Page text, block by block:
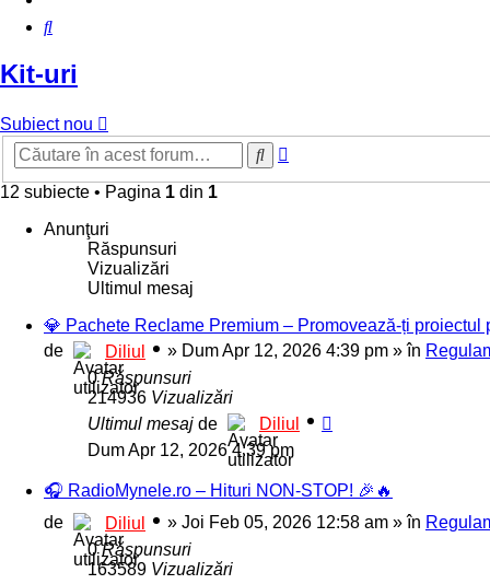
Căutare
Kit-uri
Subiect nou
Căutare
12 subiecte • Pagina 1 din 1
Anunţuri
Răspunsuri
Vizualizări
Ultimul mesaj
💎 Pachete Reclame Premium – Promovează-ți proiectul
de
Diliul » Dum Apr 12, 2026 4:39 pm » în
0Răspunsuri
214936 Vizualizări
Ultimul mesaj de
Diliul
Dum Apr 12, 2026 4:39 pm
🎧 RadioMynele.ro – Hituri NON-STOP! 🎉🔥
de
Diliul » Joi Feb 05, 2026 12:58 am » în
0Răspunsuri
163589 Vizualizări